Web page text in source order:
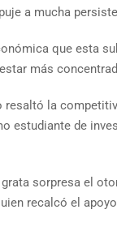
a mucha
que esta
más
resaltó la
estudiante de
sorpresa el
recalcó el